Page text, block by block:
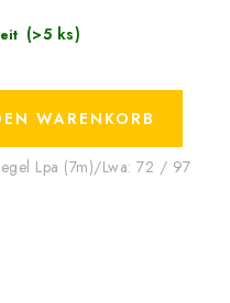
(>5 ks)
WARENKORB
Lpa (7m)/Lwa: 72 / 97